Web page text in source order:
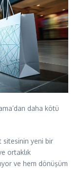
daha kötü
sitesinin yeni bir
ortaklık
ve hem dönüşüm